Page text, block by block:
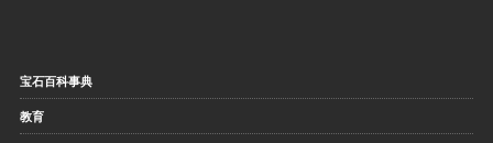
宝石百科事典
教育